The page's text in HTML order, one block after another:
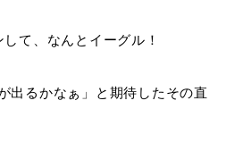
て、なんと イーグル ！
出るかなぁ 」と期待したその直